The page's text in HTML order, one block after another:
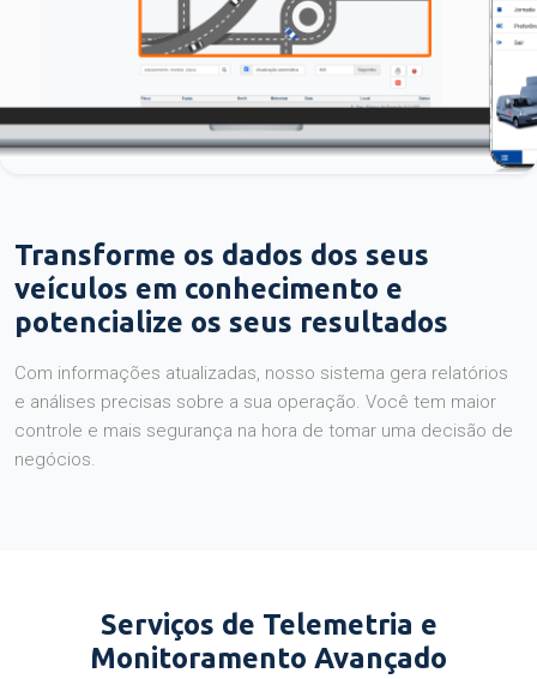
Transforme os dados dos seus
veículos em conhecimento e
potencialize os seus resultados
Com informações atualizadas, nosso sistema gera relatórios
e análises precisas sobre a sua operação. Você tem maior
controle e mais segurança na hora de tomar uma decisão de
negócios.
Serviços de Telemetria e
Monitoramento Avançado